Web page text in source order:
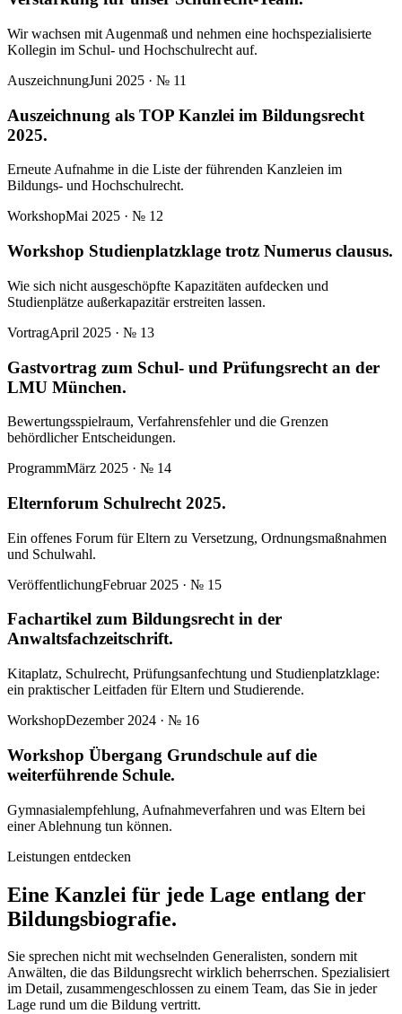
Wir wachsen mit Augenmaß und nehmen eine hochspezialisierte
Kollegin im Schul- und Hochschulrecht auf.
AuszeichnungJuni 2025 · № 11
Auszeichnung als TOP Kanzlei im Bildungsrecht
2025.
Erneute Aufnahme in die Liste der führenden Kanzleien im
Bildungs- und Hochschulrecht.
WorkshopMai 2025 · № 12
Workshop Studienplatzklage trotz Numerus clausus.
Wie sich nicht ausgeschöpfte Kapazitäten aufdecken und
Studienplätze außerkapazitär erstreiten lassen.
VortragApril 2025 · № 13
Gastvortrag zum Schul- und Prüfungsrecht an der
LMU München.
Bewertungsspielraum, Verfahrensfehler und die Grenzen
behördlicher Entscheidungen.
ProgrammMärz 2025 · № 14
Elternforum Schulrecht 2025.
Ein offenes Forum für Eltern zu Versetzung, Ordnungsmaßnahmen
und Schulwahl.
VeröffentlichungFebruar 2025 · № 15
Fachartikel zum Bildungsrecht in der
Anwaltsfachzeitschrift.
Kitaplatz, Schulrecht, Prüfungsanfechtung und Studienplatzklage:
ein praktischer Leitfaden für Eltern und Studierende.
WorkshopDezember 2024 · № 16
Workshop Übergang Grundschule auf die
weiterführende Schule.
Gymnasialempfehlung, Aufnahmeverfahren und was Eltern bei
einer Ablehnung tun können.
Leistungen entdecken
Eine Kanzlei für jede Lage entlang der
Bildungsbiografie.
Sie sprechen nicht mit wechselnden Generalisten, sondern mit
Anwälten, die das Bildungsrecht wirklich beherrschen. Spezialisiert
im Detail, zusammengeschlossen zu einem Team, das Sie in jeder
Lage rund um die Bildung vertritt.